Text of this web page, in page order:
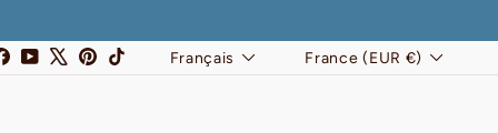
FacebookYouTubePinterest
TikTok LANGUE
Français DEVISE
France (EUR €)